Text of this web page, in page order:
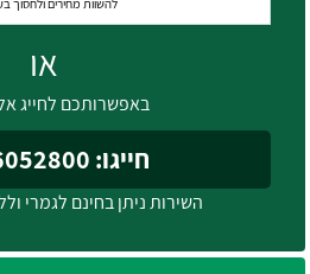
להשוות מחירים ולחסוך
או
באפשרותכם לחייג
חייגו: 077-6052800
השירות ניתן בחינם לגמרי